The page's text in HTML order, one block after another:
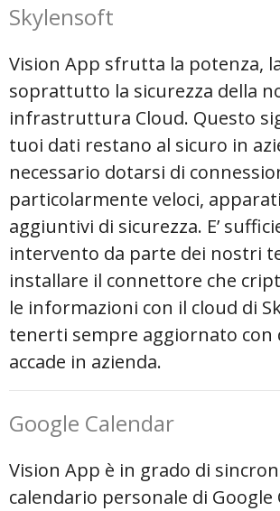
Skylensoft
Vision App sfrutta la potenza,
soprattutto la sicurezza della
infrastruttura Cloud. Questo
tuoi dati restano al sicuro in
necessario dotarsi di
particolarmente veloci,
aggiuntivi di sicurezza. E’
intervento da parte dei nostri
installare il connettore che
le informazioni con il cloud di
tenerti sempre aggiornato con
accade in azienda.
Google Calendar
Vision App è in grado di
calendario personale di Google